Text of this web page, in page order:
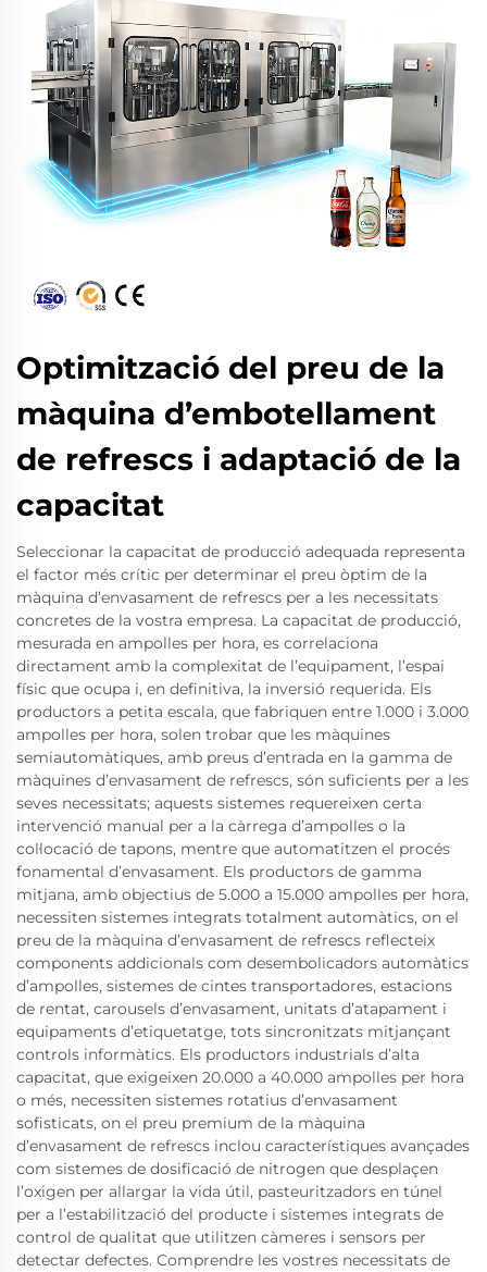
Optimització del preu de la
màquina d’embotellament
de refrescs i adaptació de la
capacitat
Seleccionar la capacitat de producció adequada representa
el factor més crític per determinar el preu òptim de la
màquina d’envasament de refrescs per a les necessitats
concretes de la vostra empresa. La capacitat de producció,
mesurada en ampolles per hora, es correlaciona
directament amb la complexitat de l’equipament, l’espai
físic que ocupa i, en definitiva, la inversió requerida. Els
productors a petita escala, que fabriquen entre 1.000 i 3.000
ampolles per hora, solen trobar que les màquines
semiautomàtiques, amb preus d’entrada en la gamma de
màquines d’envasament de refrescs, són suficients per a les
seves necessitats; aquests sistemes requereixen certa
intervenció manual per a la càrrega d’ampolles o la
col·locació de tapons, mentre que automatitzen el procés
fonamental d’envasament. Els productors de gamma
mitjana, amb objectius de 5.000 a 15.000 ampolles per hora,
necessiten sistemes integrats totalment automàtics, on el
preu de la màquina d’envasament de refrescs reflecteix
components addicionals com desembolicadors automàtics
d’ampolles, sistemes de cintes transportadores, estacions
de rentat, carousels d’envasament, unitats d’atapament i
equipaments d’etiquetatge, tots sincronitzats mitjançant
controls informàtics. Els productors industrials d’alta
capacitat, que exigeixen 20.000 a 40.000 ampolles per hora
o més, necessiten sistemes rotatius d’envasament
sofisticats, on el preu premium de la màquina
d’envasament de refrescs inclou característiques avançades
com sistemes de dosificació de nitrogen que desplaçen
l’oxigen per allargar la vida útil, pasteuritzadors en túnel
per a l’estabilització del producte i sistemes integrats de
control de qualitat que utilitzen càmeres i sensors per
detectar defectes. Comprendre les vostres necessitats de